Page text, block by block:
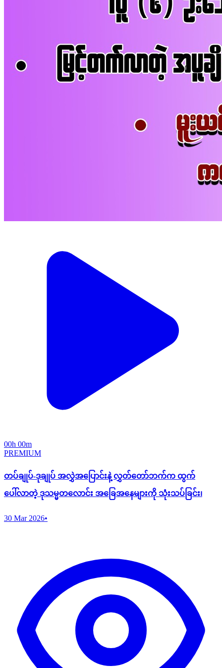
00h 00m
PREMIUM
တပ်ချုပ်-ဒုချုပ် အလွှဲအ​ပြောင်းနဲ့ လွှတ်တော်ဘက်က ထွက်
ပေါ်လာတဲ့ ဒုသမ္မတလောင်း အခြေအနေများကို သုံးသပ်ခြင်း၊
30 Mar 2026•